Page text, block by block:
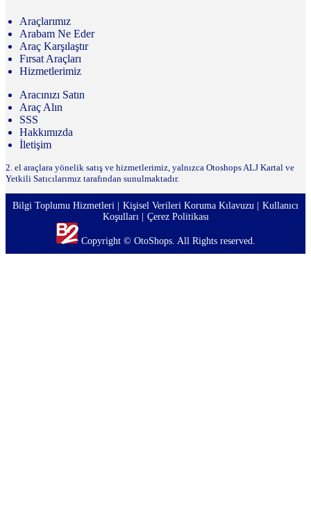
Araçlarımız
Arabam Ne Eder
Araç Karşılaştır
Fırsat Araçları
Hizmetlerimiz
Aracınızı Satın
Araç Alın
SSS
Hakkımızda
İletişim
2. el araçlara yönelik satış ve hizmetlerimiz, yalnızca Otoshops ALJ Kartal ve
Yetkili Satıcılarımız tarafından sunulmaktadır.
Copyright © OtoShops. All Rights reserved.
Bilgi Toplumu Hizmetleri Kişisel Verileri Koruma Kılavuzu
Kullanıcı
Koşulları
Çerez Politikası